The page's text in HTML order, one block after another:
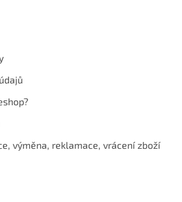
výměna, reklamace, vrácení zboží